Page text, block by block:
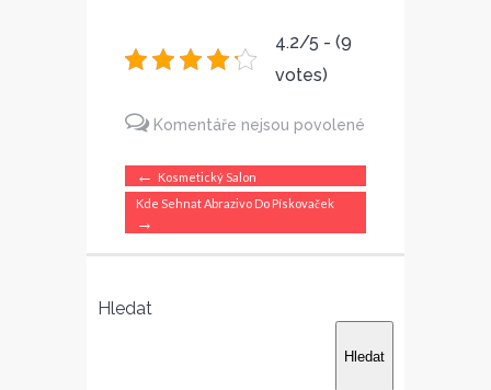
4.2/5 - (9
votes)
Komentáře nejsou povolené
textu
názvem
←
Kosmetický Salon
Kde Sehnat Abrazivo Do Pískovaček
→
Hledat
Hledat